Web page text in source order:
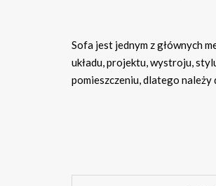
Sofa jest jednym z głównych
układu, projektu, wystroju,
pomieszczeniu, dlatego należy